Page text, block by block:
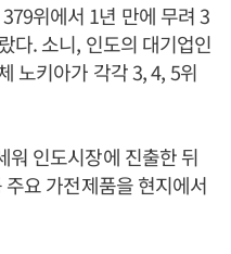
위에서 1년 만에 무려 3
다. 소니, 인도의 대기업인
노키아가 각각 3, 4, 5위
워 인도시장에 진출한 뒤
요 가전제품을 현지에서